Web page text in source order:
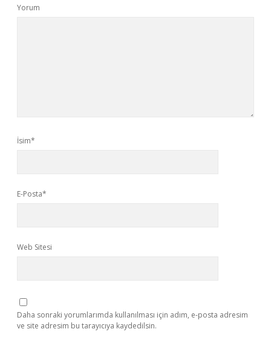
Yorum
İsim*
E-Posta*
Web Sitesi
Daha sonraki yorumlarımda kullanılması için adım, e-posta adresim
ve site adresim bu tarayıcıya kaydedilsin.